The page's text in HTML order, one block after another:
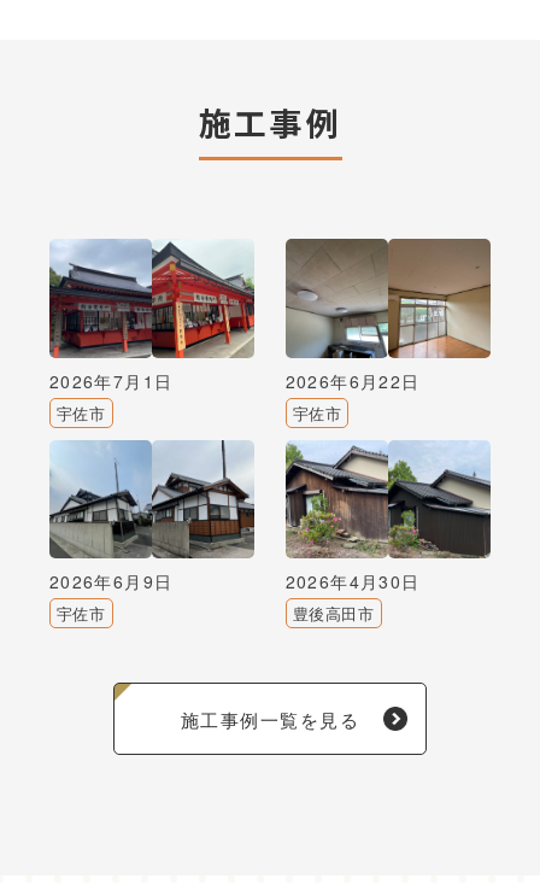
施工事例
2026年7月1日
宇佐市
2026年6月22日
宇佐市
2026年6月9日
宇佐市
2026年4月30日
豊後高田市
施工事例一覧を見る